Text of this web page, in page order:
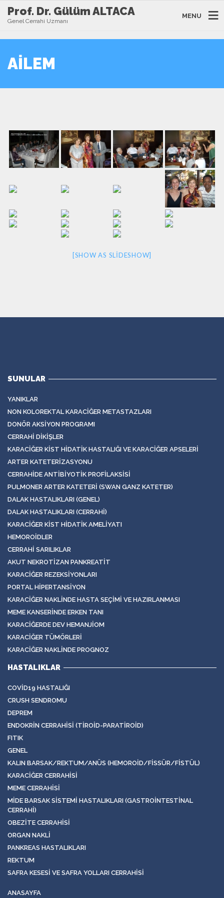
Prof. Dr. Gülüm ALTACA
Genel Cerrahi Uzmanı
MENU
AILEM
[SHOW AS SLIDESHOW]
SUNULAR
YANIKLAR
NON KOLOREKTAL KARACIĞER METASTAZLARI
DONÖR AKSIYON PROGRAMI
CERRAHI DIKIŞLER
KARACIĞER KIST HIDATIK HASTALIĞI VE KARACIĞER APSELERI
ARTER KATETERIZASYONU
CERRAHIDE ANTIBIYOTIK PROFILAKSISI
PULMONER ARTER KATETERI (SWAN GANZ KATETER)
DALAK HASTALIKLARI (GENEL)
DALAK HASTALIKLARI (CERRAHI)
KARACIĞER KIST HIDATIK AMELIYATI
HEMOROIDLER
CERRAHI SARILIKLAR
AKUT NEKROTIZAN PANKREATIT
KARACIĞER REZEKSIYONLARI
PORTAL HIPERTANSIYON
KARACIĞER NAKLINDE HASTA SEÇIMI VE HAZIRLANMASI
MEME KANSERINDE ERKEN TANI
KARACIĞERDE DEV HEMANJIOM
KARACIĞER TÜMÖRLERI
KARACIĞER NAKLINDE PROGNOZ
HASTALIKLAR
COVID19 HASTALIĞI
CRUSH SENDROMU
DEPREM
ENDOKRIN CERRAHISI (TIROID-PARATIROID)
FITIK
GENEL
KALIN BARSAK/REKTUM/ANÜS (HEMOROID/FISSÜR/FISTÜL)
KARACIĞER CERRAHISI
MEME CERRAHISI
MIDE BARSAK SISTEMI HASTALIKLARI (GASTROINTESTINAL
CERRAHI)
OBEZITE CERRAHISI
ORGAN NAKLI
PANKREAS HASTALIKLARI
REKTUM
SAFRA KESESI VE SAFRA YOLLARI CERRAHISI
ANASAYFA